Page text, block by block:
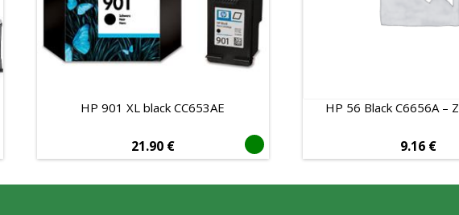
HP 901 XL black CC653AE
21.90 €
HP 56 Black C6656A –
9.16 €